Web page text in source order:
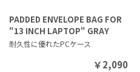
PADDED ENVELOPE BAG FOR
"13 INCH LAPTOP" GRAY
耐久性に優れたPCケース
￥2,090